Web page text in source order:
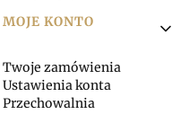
MOJE KONTO
Twoje zamówienia
Ustawienia konta
Przechowalnia